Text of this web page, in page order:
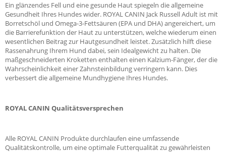
Ein glänzendes Fell und eine gesunde Haut spiegeln die allgemeine
Gesundheit Ihres Hundes wider. ROYAL CANIN Jack Russell Adult ist mit
Borretschöl und Omega-3-Fettsäuren (EPA und DHA) angereichert, um
die Barrierefunktion der Haut zu unterstützen, welche wiederum einen
wesentlichen Beitrag zur Hautgesundheit leistet. Zusätzlich hilft diese
Rassenahrung Ihrem Hund dabei, sein Idealgewicht zu halten. Die
maßgeschneiderten Kroketten enthalten einen Kalzium-Fänger, der die
Wahrscheinlichkeit einer Zahnsteinbildung verringern kann. Dies
verbessert die allgemeine Mundhygiene Ihres Hundes.
ROYAL CANIN Qualitätsversprechen
Alle ROYAL CANIN Produkte durchlaufen eine umfassende
Qualitätskontrolle, um eine optimale Futterqualität zu gewährleisten